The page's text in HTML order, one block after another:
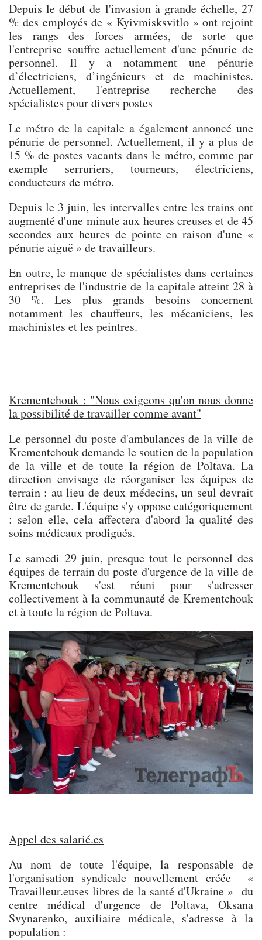
Depuis le début de l'invasion à grande échelle, 27
% des employés de « Kyivmisksvitlo » ont rejoint
les rangs des forces armées, de sorte que
l'entreprise souffre actuellement d'une pénurie de
personnel. Il y a notamment une pénurie
d’électriciens, d’ingénieurs et de machinistes.
Actuellement, l'entreprise recherche des
spécialistes pour divers postes
Le métro de la capitale a également annoncé une
pénurie de personnel. Actuellement, il y a plus de
15 % de postes vacants dans le métro, comme par
exemple serruriers, tourneurs, électriciens,
conducteurs de métro.
Depuis le 3 juin, les intervalles entre les trains ont
augmenté d'une minute aux heures creuses et de 45
secondes aux heures de pointe en raison d'une «
pénurie aiguë » de travailleurs.
En outre, le manque de spécialistes dans certaines
entreprises de l'industrie de la capitale atteint 28 à
30 %. Les plus grands besoins concernent
notamment les chauffeurs, les mécaniciens, les
machinistes et les peintres.
Krementchouk : "Nous exigeons qu'on nous donne
la possibilité de travailler comme avant"
Le personnel du poste d'ambulances de la ville de
Krementchouk demande le soutien de la population
de la ville et de toute la région de Poltava. La
direction envisage de réorganiser les équipes de
terrain : au lieu de deux médecins, un seul devrait
être de garde. L'équipe s'y oppose catégoriquement
: selon elle, cela affectera d'abord la qualité des
soins médicaux prodigués.
Le samedi 29 juin, presque tout le personnel des
équipes de terrain du poste d'urgence de la ville de
Krementchouk s'est réuni pour s'adresser
collectivement à la communauté de Krementchouk
et à toute la région de Poltava.
Appel des salarié.es
Au nom de toute l'équipe, la responsable de
l'organisation syndicale nouvellement créée «
Travailleur.euses libres de la santé d'Ukraine » du
centre médical d'urgence de Poltava, Oksana
Svynarenko, auxiliaire médicale, s'adresse à la
population :